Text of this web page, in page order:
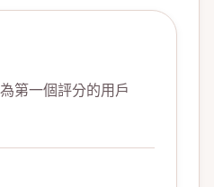
第一個評分的用戶